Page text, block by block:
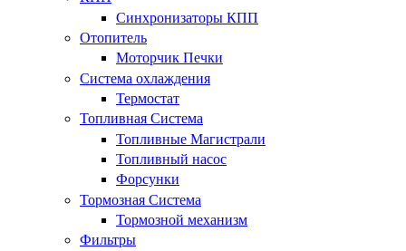
Синхронизаторы КПП
Отопитель
Моторчик Печки
Система охлаждения
Термостат
Топливная Система
Топливные Магистрали
Топливный насос
Форсунки
Тормозная Система
Тормозной механизм
Фильтры